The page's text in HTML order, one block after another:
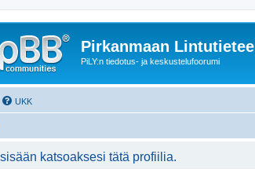
Pirkanmaan
PiLY:n tiedotus- ja keskustelufoorumi
UKK
katsoaksesi tätä profiilia.